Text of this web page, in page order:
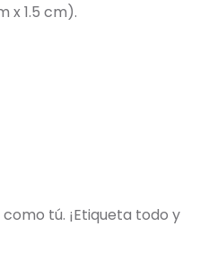
x 1.5 cm).
tú. ¡Etiqueta todo y